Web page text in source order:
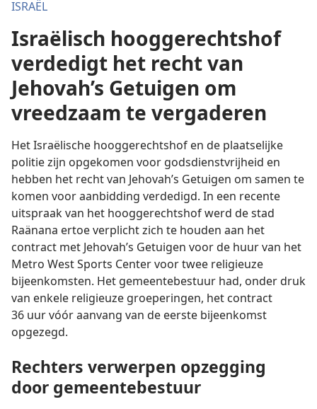
ISRAËL
Israëlisch hooggerechtshof
verdedigt het recht van
Jehovah’s Getuigen om
vreedzaam te vergaderen
Het Israëlische hooggerechtshof en de plaatselijke
politie zijn opgekomen voor godsdienstvrijheid en
hebben het recht van Jehovah’s Getuigen om samen te
komen voor aanbidding verdedigd. In een recente
uitspraak van het hooggerechtshof werd de stad
Raänana ertoe verplicht zich te houden aan het
contract met Jehovah’s Getuigen voor de huur van het
Metro West Sports Center voor twee religieuze
bijeenkomsten. Het gemeentebestuur had, onder druk
van enkele religieuze groeperingen, het contract
36 uur vóór aanvang van de eerste bijeenkomst
opgezegd.
Rechters verwerpen opzegging
door gemeentebestuur